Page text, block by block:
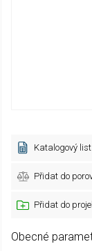
Katalogový list
Přidat do
Přidat do
Obecné